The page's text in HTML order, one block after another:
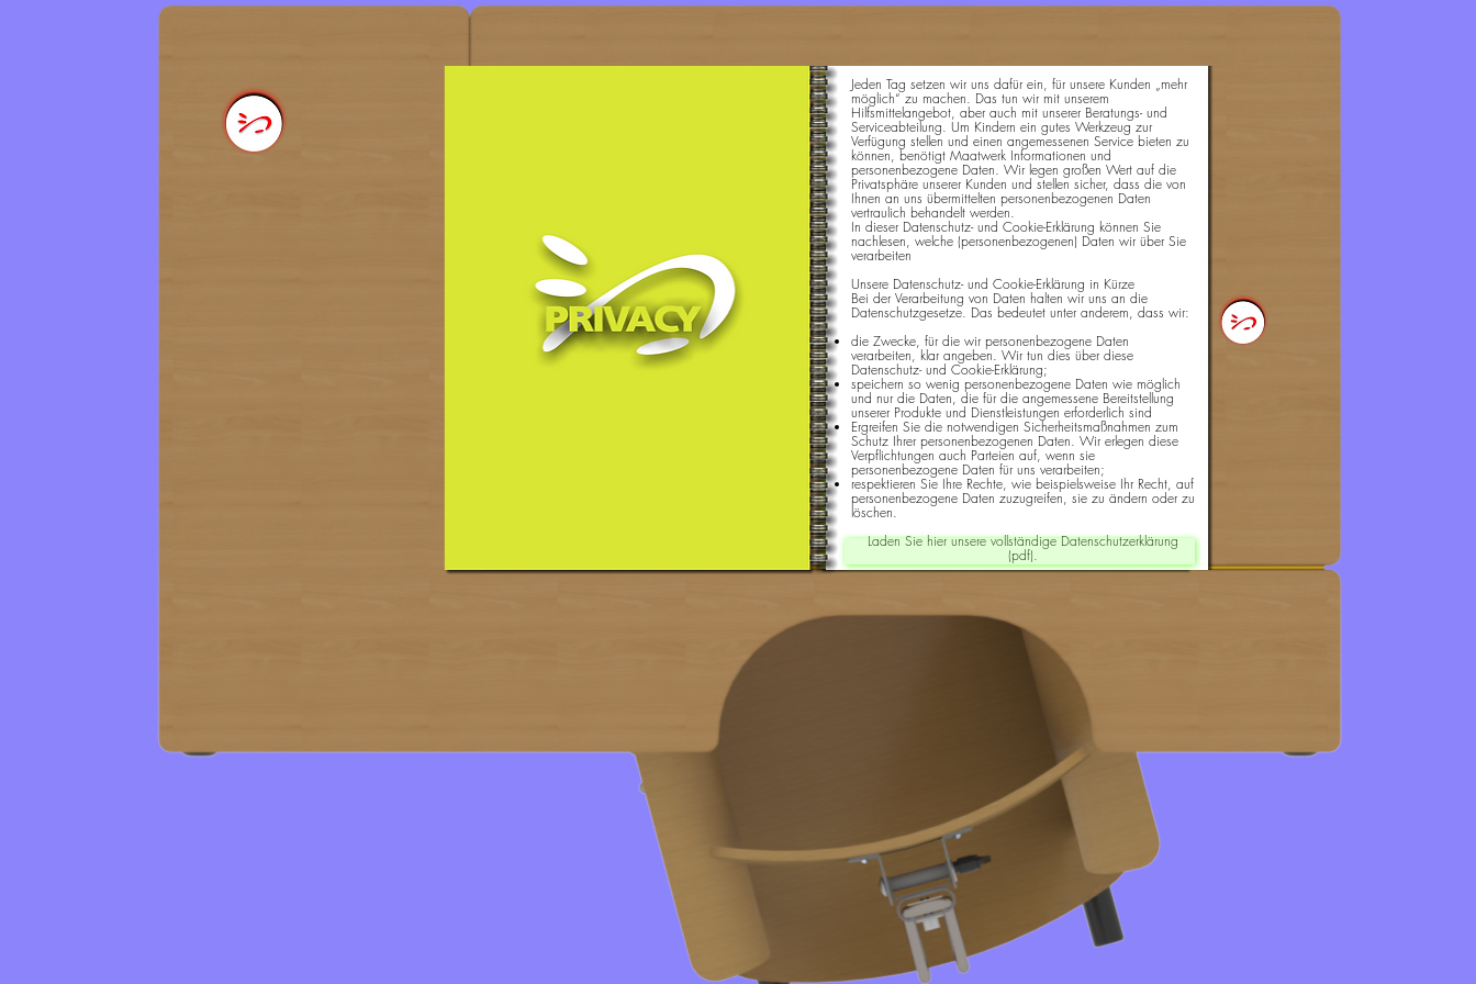
Jeden Tag setzen wir uns dafür ein, für unsere Kunden „mehr
möglich“ zu machen. Das tun wir mit unserem
Hilfsmittelangebot, aber auch mit unserer Beratungs- und
Serviceabteilung. Um Kindern ein gutes Werkzeug zur
Verfügung stellen und einen angemessenen Service bieten zu
können, benötigt Maatwerk Informationen und
personenbezogene Daten. Wir legen großen Wert auf die
Privatsphäre unserer Kunden und stellen sicher, dass die von
Ihnen an uns übermittelten personenbezogenen Daten
vertraulich behandelt werden.
In dieser Datenschutz- und Cookie-Erklärung können Sie
nachlesen, welche (personenbezogenen) Daten wir über Sie
verarbeiten
Unsere Datenschutz- und Cookie-Erklärung in Kürze
Bei der Verarbeitung von Daten halten wir uns an die
Datenschutzgesetze. Das bedeutet unter anderem, dass wir:
die Zwecke, für die wir personenbezogene Daten
verarbeiten, klar angeben. Wir tun dies über diese
Datenschutz- und Cookie-Erklärung;
speichern so wenig personenbezogene Daten wie möglich
und nur die Daten, die für die angemessene Bereitstellung
unserer Produkte und Dienstleistungen erforderlich sind
Ergreifen Sie die notwendigen Sicherheitsmaßnahmen zum
Schutz Ihrer personenbezogenen Daten. Wir erlegen diese
Verpflichtungen auch Parteien auf, wenn sie
personenbezogene Daten für uns verarbeiten;
respektieren Sie Ihre Rechte, wie beispielsweise Ihr Recht, auf
personenbezogene Daten zuzugreifen, sie zu ändern oder zu
löschen.
Laden Sie hier unsere vollständige Datenschutzerklärung
(pdf).